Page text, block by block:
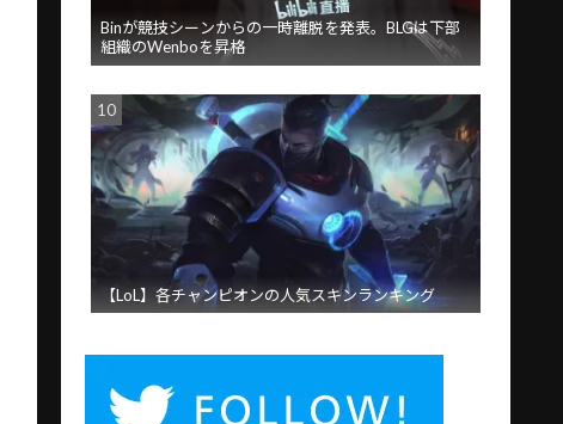
Binが競技シーンからの一時離脱を発表。BLGは下部
組織のWenboを昇格
【LoL】各チャンピオンの人気スキンランキング